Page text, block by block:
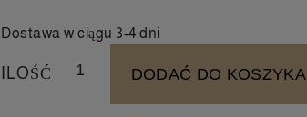
Dostawa w ciągu 3-4 dni
ILOŚĆ DODAĆ DO KOSZYKA